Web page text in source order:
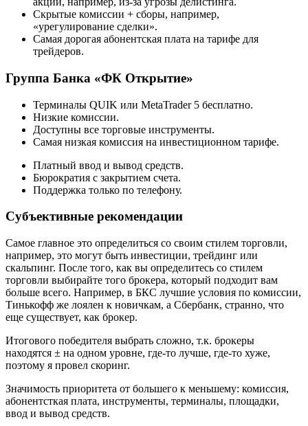
Скрытые комиссии + сборы, например,
«урегулирование сделки».
Самая дорогая абонентская плата на тарифе для
трейдеров.
Группа Банка «ФК Открытие»
Терминалы QUIK или MetaTrader 5 бесплатно.
Низкие комиссии.
Доступны все торговые инструменты.
Самая низкая комиссия на инвестиционном тарифе.
Платный ввод и вывод средств.
Бюрократия с закрытием счета.
Поддержка только по телефону.
Субъективные рекомендации
Самое главное это определиться со своим стилем торговли,
например, это могут быть инвестиции, трейдинг или
скальпинг. После того, как вы определитесь со стилем
торговли выбирайте того брокера, который подходит вам
больше всего. Например, в БКС лучшие условия по комиссии,
Тинькофф же лоялен к новичкам, а Сбербанк, странно, что
еще существует, как брокер.
Итогового победителя выбрать сложно, т.к. брокеры
находятся ± на одном уровне, где-то лучше, где-то хуже,
поэтому я провел скоринг.
Значимость приоритета от большего к меньшему: комиссия,
абонентсткая плата, инструменты, терминалы, площадки,
ввод и вывод средств.